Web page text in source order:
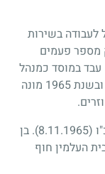
בשנת 1950, נתקבל לעבודה בשירות
מספר פעמים
בחו"ל. בשנים 1961 - 1963 הוא עבד במוסד כמנהל
מדור במחלקה מרחבית, בהמשך שב לשירות ובשנת 1965 מונה
(8.11.1965)
. בן
העלמין חוף